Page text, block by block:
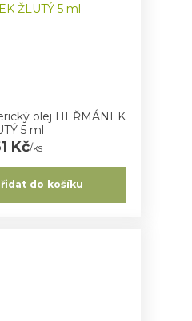
olej HEŘMÁNEK
5 ml
Kč/ks
do košíku